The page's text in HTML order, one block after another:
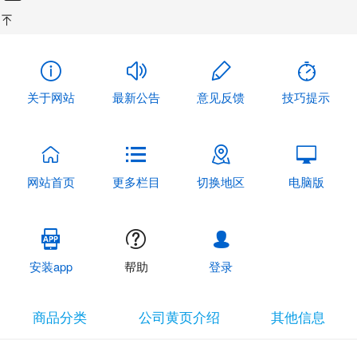
商品分类 公司黄页介绍 其他信息
关于网站 最新公告 意见反馈 技巧提示
网站首页 更多栏目 切换地区 电脑版
安装app 帮助 登录